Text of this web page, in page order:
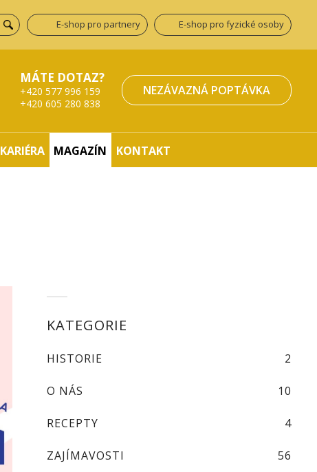
E-shop pro partnery E-shop pro fyzické osoby
MÁTE DOTAZ?
+420 577 996 159
+420 605 280 838
NEZÁVAZNÁ POPTÁVKA
KARIÉRA MAGAZÍN KONTAKT
KATEGORIE
HISTORIE 2
O NÁS 10
RECEPTY 4
ZAJÍMAVOSTI 56